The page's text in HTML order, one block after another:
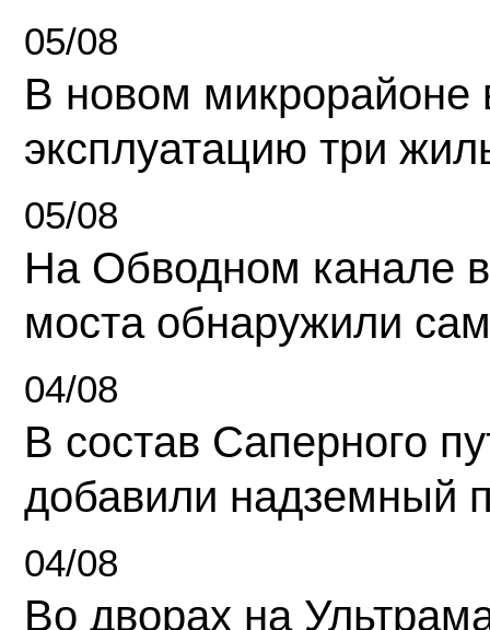
05/08
В новом микрорайоне
эксплуатацию три
05/08
На Обводном канале
моста обнаружили
04/08
В состав Саперного
добавили надземный
04/08
Во дворах на